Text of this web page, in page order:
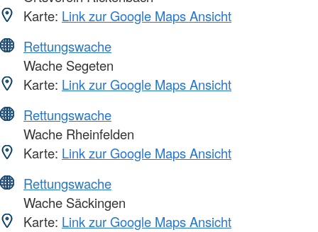
Karte: Link zur Google Maps Ansicht
Rettungswache
Wache Segeten
Karte: Link zur Google Maps Ansicht
Rettungswache
Wache Rheinfelden
Karte: Link zur Google Maps Ansicht
Rettungswache
Wache Säckingen
Karte: Link zur Google Maps Ansicht